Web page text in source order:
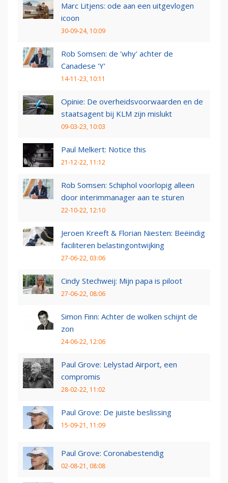
Marc Litjens: ode aan een uitgevlogen
icoon
30-09-24, 10:09
Rob Somsen: de 'why' achter de
Canadese 'Y'
14-11-23, 10:11
Opinie: De overheidsvoorwaarden en de
staatsagent bij KLM zijn mislukt
09-03-23, 10:03
Paul Melkert: Notice this
21-12-22, 11:12
Rob Somsen: Schiphol voorlopig alleen
door interimmanager aan te sturen
22-10-22, 12:10
Jeroen Kreeft & Florian Niesten: Beëindig
faciliteren belastingontwijking
27-06-22, 03:06
Cindy Stechweij: Mijn papa is piloot
27-06-22, 08:06
Simon Finn: Achter de wolken schijnt de
zon
24-06-22, 12:06
Paul Grove: Lelystad Airport, een
compromis
28-02-22, 11:02
Paul Grove: De juiste beslissing
15-09-21, 11:09
Paul Grove: Coronabestendig
02-08-21, 08:08